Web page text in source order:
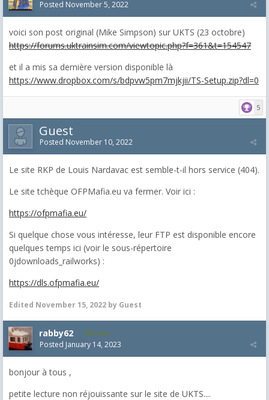
Posted November 5, 2022
voici son post original (Mike Simpson) sur UKTS (23 octobre)
https://forums.uktrainsim.com/viewtopic.php?f=361&t=154547
et il a mis sa dernière version disponible là
https://www.dropbox.com/s/bdpvw5pm7mjkjii/TS-Setup.zip?dl=0
5
Guest
Posted November 10, 2022
Le site RKP de Louis Nardavac est semble-t-il hors service (404).
Le site tchèque OFPMafia.eu va fermer. Voir ici :
https://ofpmafia.eu/
Si quelque chose vous intéresse, leur FTP est disponible encore
quelques temps ici (voir le sous-répertoire
0jdownloads_railworks) :
https://dls.ofpmafia.eu/
Edited November 15, 2022 by Guest
rabby62 8,454
Posted January 14, 2023
bonjour à tous ,
petite lecture non réjouissante sur le site de UKTS....